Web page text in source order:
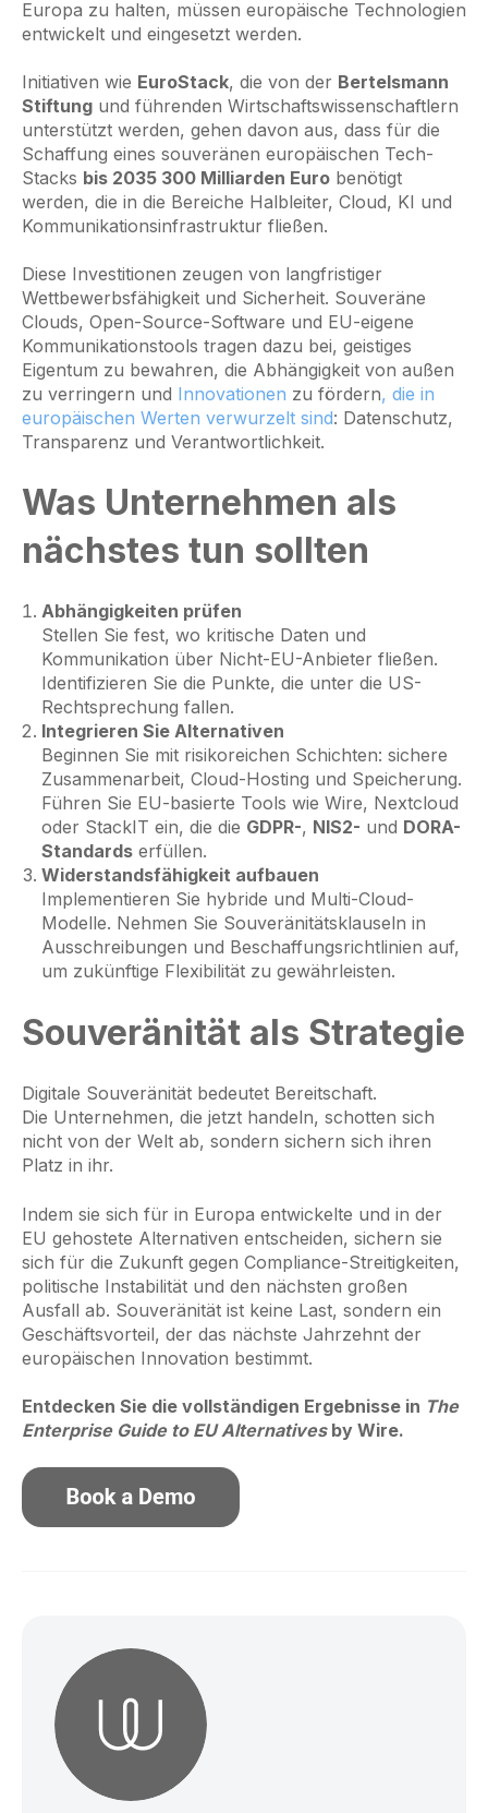
Europa zu halten, müssen europäische Technologien
entwickelt und eingesetzt werden.
Initiativen wie EuroStack, die von der Bertelsmann
Stiftung und führenden Wirtschaftswissenschaftlern
unterstützt werden, gehen davon aus, dass für die
Schaffung eines souveränen europäischen Tech-
Stacks bis 2035 300 Milliarden Euro benötigt
werden, die in die Bereiche Halbleiter, Cloud, KI und
Kommunikationsinfrastruktur fließen.
Diese Investitionen zeugen von langfristiger
Wettbewerbsfähigkeit und Sicherheit. Souveräne
Clouds, Open-Source-Software und EU-eigene
Kommunikationstools tragen dazu bei, geistiges
Eigentum zu bewahren, die Abhängigkeit von außen
zu verringern und Innovationen zu fördern, die in
europäischen Werten verwurzelt sind: Datenschutz,
Transparenz und Verantwortlichkeit.
Was Unternehmen als
nächstes tun sollten
Abhängigkeiten prüfen
Stellen Sie fest, wo kritische Daten und
Kommunikation über Nicht-EU-Anbieter fließen.
Identifizieren Sie die Punkte, die unter die US-
Rechtsprechung fallen.
Integrieren Sie Alternativen
Beginnen Sie mit risikoreichen Schichten: sichere
Zusammenarbeit, Cloud-Hosting und Speicherung.
Führen Sie EU-basierte Tools wie Wire, Nextcloud
oder StackIT ein, die die GDPR-, NIS2- und DORA-
Standardserfüllen.
Widerstandsfähigkeit aufbauen
Implementieren Sie hybride und Multi-Cloud-
Modelle. Nehmen Sie Souveränitätsklauseln in
Ausschreibungen und Beschaffungsrichtlinien auf,
um zukünftige Flexibilität zu gewährleisten.
Souveränität als Strategie
Digitale Souveränität bedeutet Bereitschaft.
Die Unternehmen, die jetzt handeln, schotten sich
nicht von der Welt ab, sondern sichern sich ihren
Platz in ihr.
Indem sie sich für in Europa entwickelte und in der
EU gehostete Alternativen entscheiden, sichern sie
sich für die Zukunft gegen Compliance-Streitigkeiten,
politische Instabilität und den nächsten großen
Ausfall ab. Souveränität ist keine Last, sondern ein
Geschäftsvorteil, der das nächste Jahrzehnt der
europäischen Innovation bestimmt.
Entdecken Sie die vollständigen Ergebnisse in The
Enterprise Guide to EU Alternativesby Wire.